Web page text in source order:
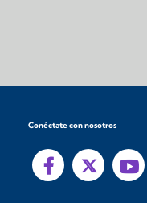
Conéctate con nosotros